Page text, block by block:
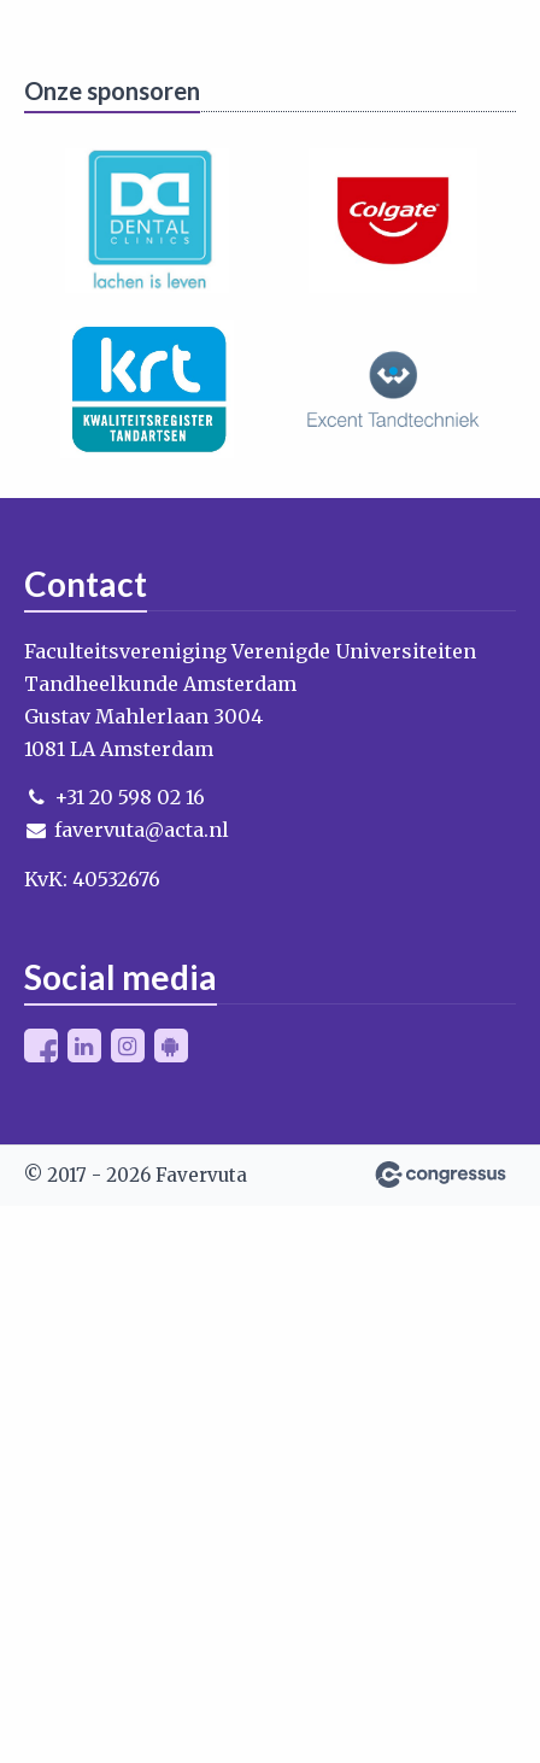
Onze sponsoren
Contact
Faculteitsvereniging Verenigde Universiteiten
Tandheelkunde Amsterdam
Gustav Mahlerlaan 3004
1081 LA Amsterdam
+31 20 598 02 16
favervuta@acta.nl
KvK: 40532676
Social media
© 2017 - 2026 Favervuta